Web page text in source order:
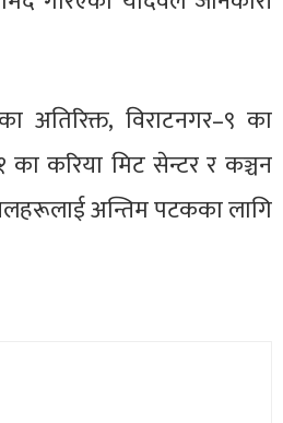
अतिरिक्त, विराटनगर–९ का
करिया मिट सेन्टर र कञ्चन
अन्तिम पटकका लागि